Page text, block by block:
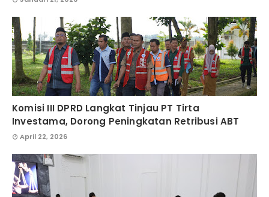
Komisi III DPRD Langkat Tinjau PT Tirta
Investama, Dorong Peningkatan Retribusi ABT
April 22, 2026